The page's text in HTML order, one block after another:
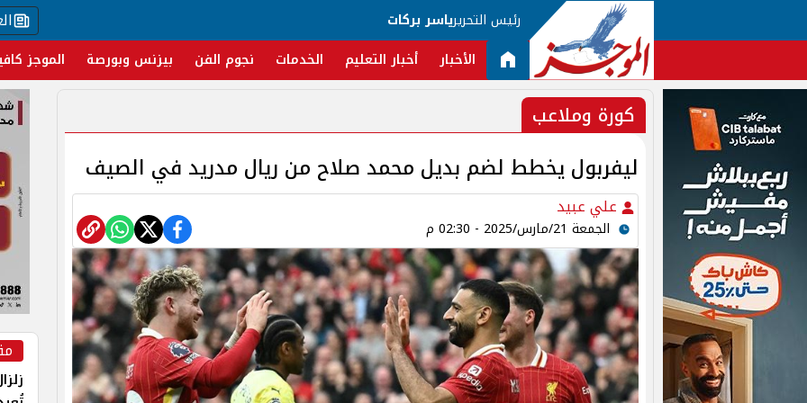
رئيس التحريرياسر بركات
الأخبار أخبار التعليم الخدمات نجوم الفن بيزنس وبورصة الموجز
كورة وملاعب
ليفربول يخطط لضم بديل محمد صلاح من ريال مدريد في الصيف
علي عبيد
الجمعة 21/مارس/2025 - 02:30 م